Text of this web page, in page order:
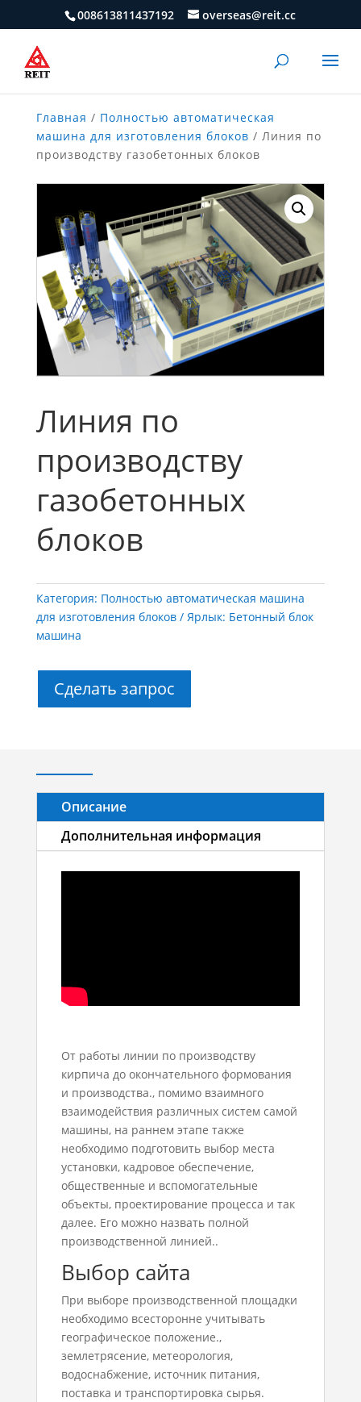
008613811437192 overseas@reit.cc
Главная / Полностью автоматическая
машина для изготовления блоков / Линия по
производству газобетонных блоков
Линия по
производству
газобетонных
блоков
Категория: Полностью автоматическая машина
для изготовления блоков
Ярлык: Бетонный блок
машина
Сделать запрос
Описание
Дополнительная информация
От работы линии по производству
кирпича до окончательного формования
и производства., помимо взаимного
взаимодействия различных систем самой
машины, на раннем этапе также
необходимо подготовить выбор места
установки, кадровое обеспечение,
общественные и вспомогательные
объекты, проектирование процесса и так
далее. Его можно назвать полной
производственной линией..
Выбор сайта
При выборе производственной площадки
необходимо всесторонне учитывать
географическое положение.,
землетрясение, метеорология,
водоснабжение, источник питания,
поставка и транспортировка сырья.